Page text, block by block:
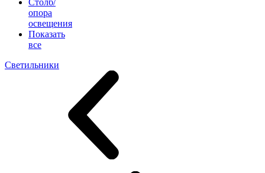
Столб/
опора
освещения
Показать
все
Светильники